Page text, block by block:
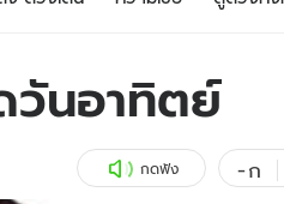
วัยรุ่น
รถยนต์
วันอาทิตย์
กดฟัง -ก